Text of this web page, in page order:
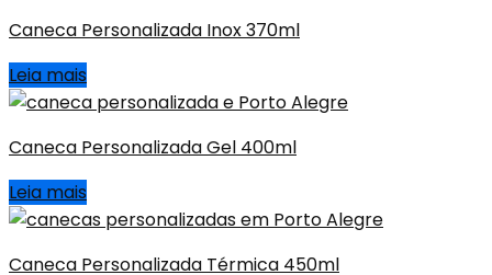
Caneca Personalizada Inox 370ml
Leia mais
Caneca Personalizada Gel 400ml
Leia mais
Caneca Personalizada Térmica 450ml